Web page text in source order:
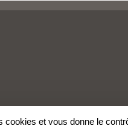
cookies et vous donne le